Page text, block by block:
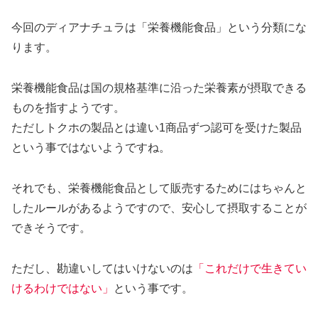
今回のディアナチュラは「栄養機能食品」という分類にな
ります。
栄養機能食品は国の規格基準に沿った栄養素が摂取できる
ものを指すようです。
ただしトクホの製品とは違い1商品ずつ認可を受けた製品
という事ではないようですね。
それでも、栄養機能食品として販売するためにはちゃんと
したルールがあるようですので、安心して摂取することが
できそうです。
ただし、勘違いしてはいけないのは 「これだけで生きてい
けるわけではない」
という事です。